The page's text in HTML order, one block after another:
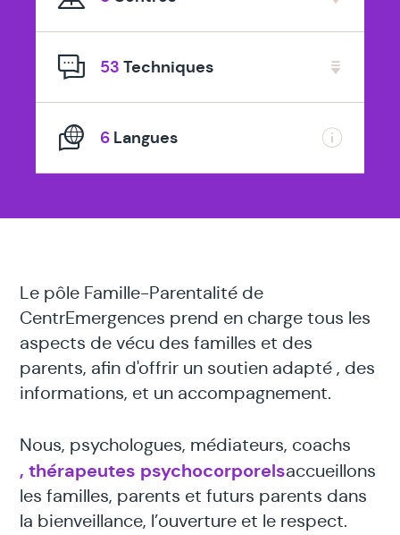
en
53 Techniques
6 Langues
Le pôle Famille-Parentalité de
CentrEmergences prend en charge tous les
aspects de vécu des familles et des
parents, afin d'offrir un soutien adapté , des
informations, et un accompagnement.
Nous, psychologues, médiateurs, coachs
, thérapeutes psychocorporelsaccueillons
les familles, parents et futurs parents dans
la bienveillance, l’ouverture et le respect.